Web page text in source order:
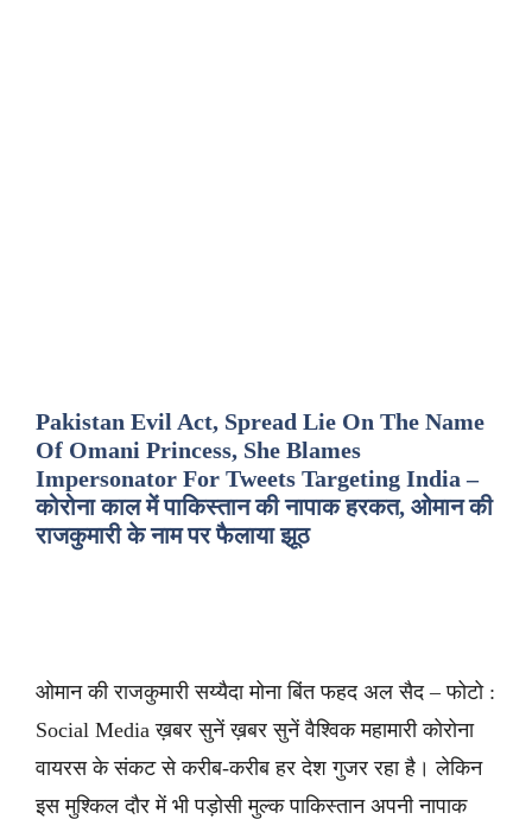
Pakistan Evil Act, Spread Lie On The Name
Of Omani Princess, She Blames
Impersonator For Tweets Targeting India –
कोरोना काल में पाकिस्तान की नापाक हरकत, ओमान की
राजकुमारी के नाम पर फैलाया झूठ
ओमान की राजकुमारी सय्यैदा मोना बिंत फहद अल सैद – फोटो :
Social Media ख़बर सुनें ख़बर सुनें वैश्विक महामारी कोरोना
वायरस के संकट से करीब-करीब हर देश गुजर रहा है। लेकिन
इस मुश्किल दौर में भी पड़ोसी मुल्क पाकिस्तान अपनी नापाक